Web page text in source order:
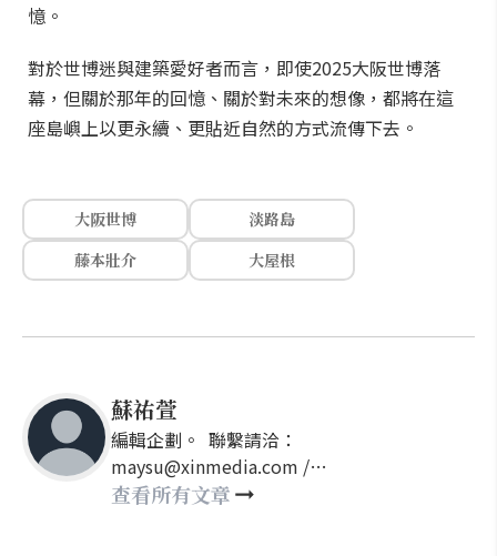
憶。
對於世博迷與建築愛好者而言，即使2025大阪世博落
幕，但關於那年的回憶、關於對未來的想像，都將在這
座島嶼上以更永續、更貼近自然的方式流傳下去。
大阪世博
淡路島
藤本壯介
大屋根
蘇祐萱
編輯企劃。 聯繫請洽：
maysu@xinmedia.com /
may860527@gmail.com
查看所有文章